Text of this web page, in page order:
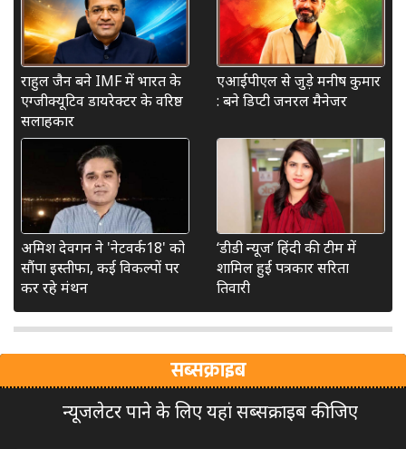
राहुल जैन बने IMF में भारत के
एग्जीक्यूटिव डायरेक्टर के वरिष्ठ
सलाहकार
एआईपीएल से जुड़े मनीष कुमार
: बने डिप्टी जनरल मैनेजर
अमिश देवगन ने 'नेटवर्क18' को
सौंपा इस्तीफा, कई विकल्पों पर
कर रहे मंथन
‘डीडी न्यूज’ हिंदी की टीम में
शामिल हुईं पत्रकार सरिता
तिवारी
सब्सक्राइब
न्यूजलेटर पाने के लिए यहां सब्सक्राइब कीजिए